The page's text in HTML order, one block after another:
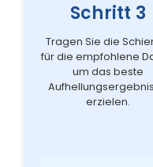
Schritt 3
Tragen Sie die
für die empfohlene
um das beste
erzielen.